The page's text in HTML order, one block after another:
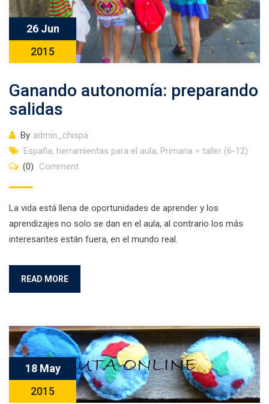
26 Jun
2015
Ganando autonomía: preparando
salidas
By admin_chispa
España, herramientas para el aula, Primaria = taller (6-12)
(0)
Comment
La vida está llena de oportunidades de aprender y los
aprendizajes no solo se dan en el aula, al contrario los más
interesantes están fuera, en el mundo real.
READ MORE
18 May
2015